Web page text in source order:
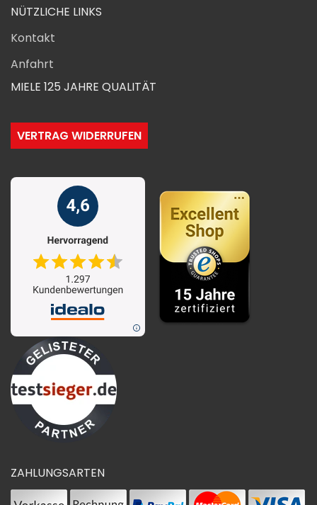
NÜTZLICHE LINKS
Kontakt
Anfahrt
MIELE 125 JAHRE QUALITÄT
VERTRAG WIDERRUFEN
ZAHLUNGSARTEN